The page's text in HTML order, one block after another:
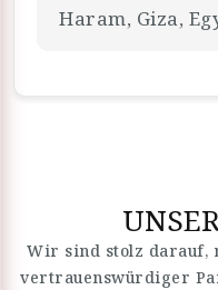
Haram, Giza,
Wir sind stolz darauf,
vertrauenswürdiger